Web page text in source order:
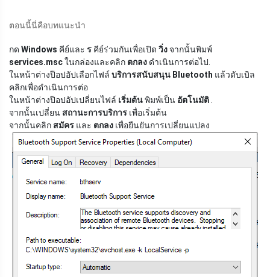
ตอนนี้นี่คือบทแนะนำ
กด Windows คีย์และ ร คีย์ร่วมกันเพื่อเปิด วิ่ง จากนั้นพิมพ์
services.mscในกล่องและคลิก ตกลง ดำเนินการต่อไป.
ในหน้าต่างป๊อปอัปเลือกไฟล์ บริการสนับสนุน Bluetooth แล้วดับเบิล
คลิกเพื่อดำเนินการต่อ
ในหน้าต่างป๊อปอัปเปลี่ยนไฟล์ เริ่มต้นพิมพ์เป็น อัตโนมัติ.
จากนั้นเปลี่ยน สถานะการบริการ เพื่อเริ่มต้น
จากนั้นคลิก สมัคร และ ตกลง เพื่อยืนยันการเปลี่ยนแปลง